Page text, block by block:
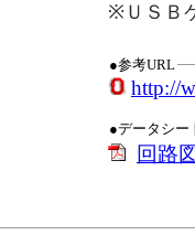
※ＵＳＢ
●参考URL
http://
●データシー
回路